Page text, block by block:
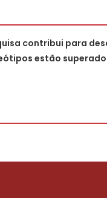
contribui para
estão